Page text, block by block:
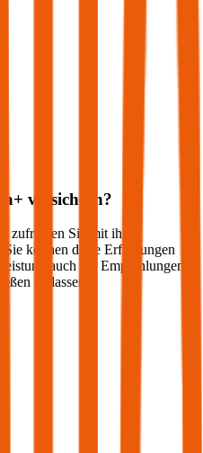
Ka+ versichern?
zufrieden Sie mit ihrer
können diese Erfahrungen
auch die Empfehlungen
zu lassen: